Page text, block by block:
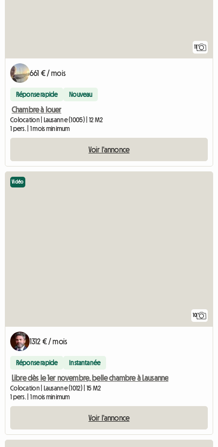
11
661 € / mois
Réponse rapide Nouveau
Chambre à louer
Colocation | Lausanne (1005) | 12 M2
1 pers. | 1 mois minimum
Voir l'annonce
10
Vidéo
1312 € / mois
Réponse rapide Instantanée
Libre dès le 1er novembre, belle chambre à Lausanne
Colocation | Lausanne (1012) | 15 M2
1 pers. | 1 mois minimum
Voir l'annonce